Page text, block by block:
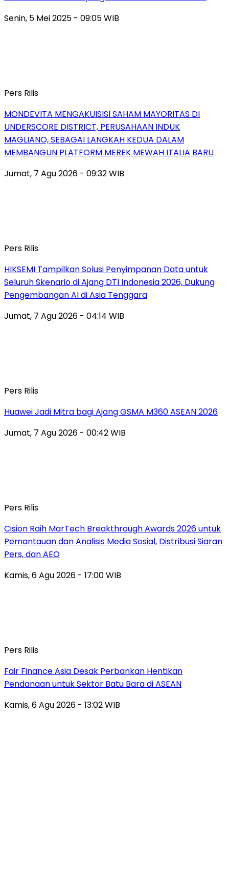
Senin, 5 Mei 2025 - 09:05 WIB
Pers Rilis
MONDEVITA MENGAKUISISI SAHAM MAYORITAS DI
UNDERSCORE DISTRICT, PERUSAHAAN INDUK
MAGLIANO, SEBAGAI LANGKAH KEDUA DALAM
MEMBANGUN PLATFORM MEREK MEWAH ITALIA BARU
Jumat, 7 Agu 2026 - 09:32 WIB
Pers Rilis
HIKSEMI Tampilkan Solusi Penyimpanan Data untuk
Seluruh Skenario di Ajang DTI Indonesia 2026, Dukung
Pengembangan AI di Asia Tenggara
Jumat, 7 Agu 2026 - 04:14 WIB
Pers Rilis
Huawei Jadi Mitra bagi Ajang GSMA M360 ASEAN 2026
Jumat, 7 Agu 2026 - 00:42 WIB
Pers Rilis
Cision Raih MarTech Breakthrough Awards 2026 untuk
Pemantauan dan Analisis Media Sosial, Distribusi Siaran
Pers, dan AEO
Kamis, 6 Agu 2026 - 17:00 WIB
Pers Rilis
Fair Finance Asia Desak Perbankan Hentikan
Pendanaan untuk Sektor Batu Bara di ASEAN
Kamis, 6 Agu 2026 - 13:02 WIB